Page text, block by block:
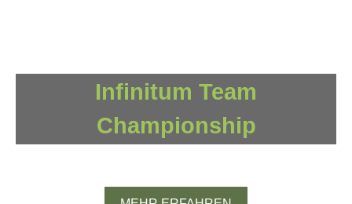
Infinitum Team
Championship